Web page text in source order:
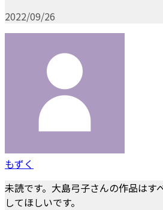
2022/09/26
もずく
未読です。大島弓子さんの作品はす
してほしいです。